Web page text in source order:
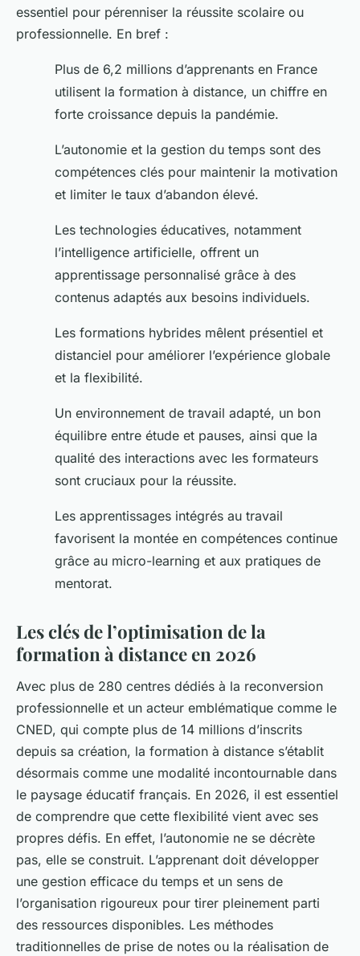
essentiel pour pérenniser la réussite scolaire ou
professionnelle. En bref :
Plus de 6,2 millions d’apprenants en France
utilisent la formation à distance, un chiffre en
forte croissance depuis la pandémie.
L’autonomie et la gestion du temps sont des
compétences clés pour maintenir la motivation
et limiter le taux d’abandon élevé.
Les technologies éducatives, notamment
l’intelligence artificielle, offrent un
apprentissage personnalisé grâce à des
contenus adaptés aux besoins individuels.
Les formations hybrides mêlent présentiel et
distanciel pour améliorer l’expérience globale
et la flexibilité.
Un environnement de travail adapté, un bon
équilibre entre étude et pauses, ainsi que la
qualité des interactions avec les formateurs
sont cruciaux pour la réussite.
Les apprentissages intégrés au travail
favorisent la montée en compétences continue
grâce au micro-learning et aux pratiques de
mentorat.
Les clés de l’optimisation de la
formation à distance en 2026
Avec plus de 280 centres dédiés à la reconversion
professionnelle et un acteur emblématique comme le
CNED, qui compte plus de 14 millions d’inscrits
depuis sa création, la formation à distance s’établit
désormais comme une modalité incontournable dans
le paysage éducatif français. En 2026, il est essentiel
de comprendre que cette flexibilité vient avec ses
propres défis. En effet, l’autonomie ne se décrète
pas, elle se construit. L’apprenant doit développer
une gestion efficace du temps et un sens de
l’organisation rigoureux pour tirer pleinement parti
des ressources disponibles. Les méthodes
traditionnelles de prise de notes ou la réalisation de